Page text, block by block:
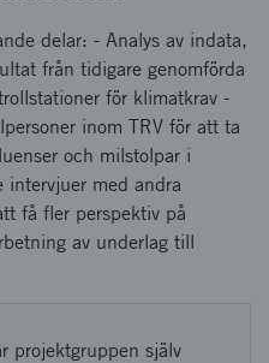
delar: - Analys av indata,
från tidigare genomförda
för klimatkrav -
inom TRV för att ta
och milstolpar i
intervjuer med andra
få fler perspektiv på
av underlag till
projektgruppen själv